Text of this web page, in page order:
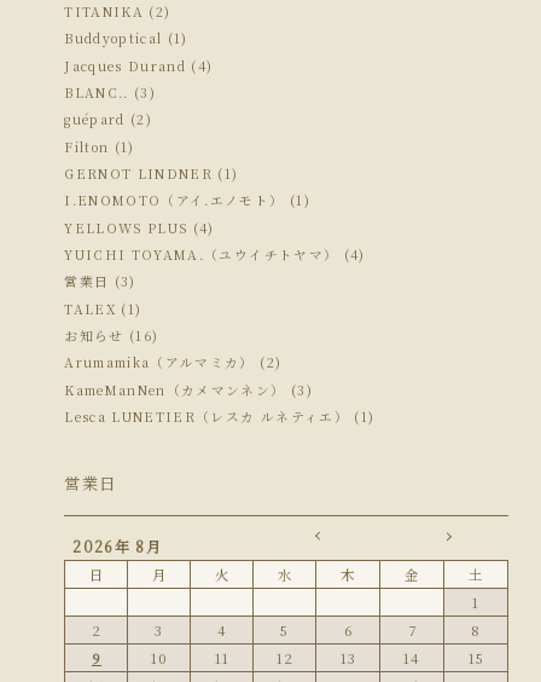
TITANIKA (2)
Buddyoptical (1)
Jacques Durand (4)
BLANC.. (3)
guépard (2)
Filton (1)
GERNOT LINDNER (1)
I.ENOMOTO（アイ.エノモト） (1)
YELLOWS PLUS (4)
YUICHI TOYAMA.（ユウイチトヤマ） (4)
営業日 (3)
TALEX (1)
お知らせ (16)
Arumamika（アルマミカ） (2)
KameManNen（カメマンネン） (3)
Lesca LUNETIER（レスカ ルネティエ） (1)
営業日
2026年 8月
日 月 火 水 木 金
土
1
2
3 4 5 6 7
8
9
10 11 12 13 14
15